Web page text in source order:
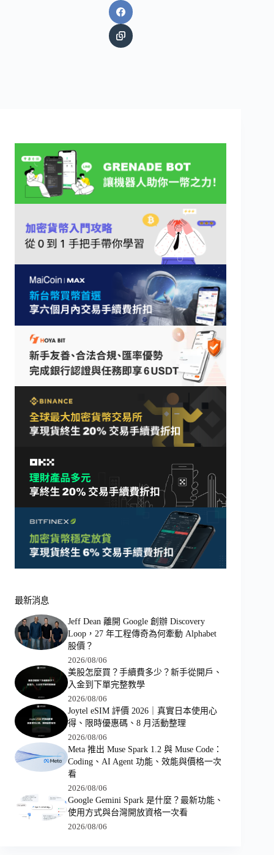
最新消息
Jeff Dean 離開 Google 創辦 Discovery
Loop，27 年工程傳奇為何牽動 Alphabet
股價？
2026/08/06
美股怎麼買？手續費多少？新手從開戶、
入金到下單完整教學
2026/08/06
Joytel eSIM 評價 2026｜真實日本使用心
得、限時優惠碼、8 月活動整理
2026/08/06
Meta 推出 Muse Spark 1.2 與 Muse Code：
Coding、AI Agent 功能、效能與價格一次
看
2026/08/06
Google Gemini Spark 是什麼？最新功能、
使用方式與台灣開放資格一次看
2026/08/06